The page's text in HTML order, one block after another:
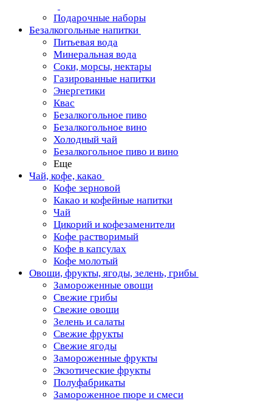
Подарочные наборы
Безалкогольные напитки
Питьевая вода
Минеральная вода
Соки, морсы, нектары
Газированные напитки
Энергетики
Квас
Безалкогольное пиво
Безалкогольное вино
Холодный чай
Безалкогольное пиво и вино
Еще
Чай, кофе, какао
Кофе зерновой
Какао и кофейные напитки
Чай
Цикорий и кофезаменители
Кофе растворимый
Кофе в капсулах
Кофе молотый
Овощи, фрукты, ягоды, зелень, грибы
Замороженные овощи
Свежие грибы
Свежие овощи
Зелень и салаты
Свежие фрукты
Свежие ягоды
Замороженные фрукты
Экзотические фрукты
Полуфабрикаты
Замороженное пюре и смеси